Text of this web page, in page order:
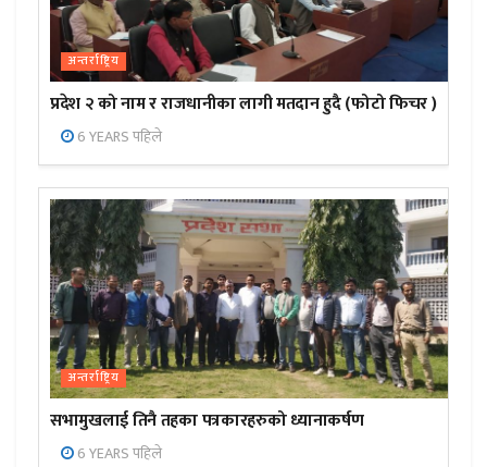
अन्तर्राष्ट्रिय
प्रदेश २ को नाम र राजधानीका लागी मतदान हुदै (फोटो फिचर )
6 YEARS पहिले
अन्तर्राष्ट्रिय
सभामुखलाई तिनै तहका पत्रकारहरुको ध्यानाकर्षण
6 YEARS पहिले